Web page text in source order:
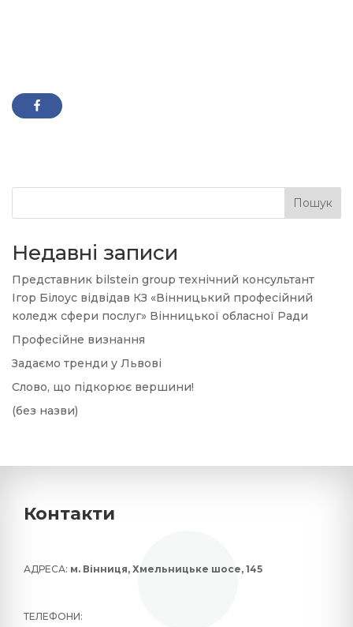
Пошук
Недавні записи
Представник bilstein group технічний консультант
Ігор Білоус відвідав КЗ «Вінницький професійний
коледж сфери послуг» Вінницької обласної Ради
Професійне визнання
Задаємо тренди у Львові
Слово, що підкорює вершини!
(без назви)
Контакти
АДРЕСА: м. Вінниця, Хмельницьке шосе, 145
ТЕЛЕФОНИ: